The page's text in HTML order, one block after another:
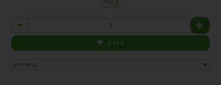
150 g
Anzahl
6,49 €